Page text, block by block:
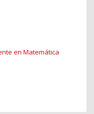
en Matemática